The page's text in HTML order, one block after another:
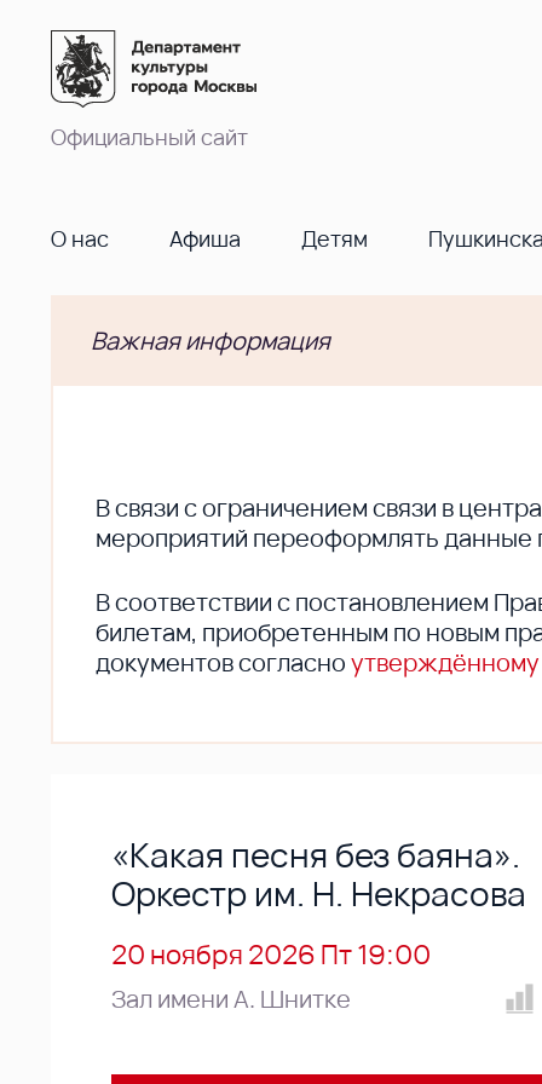
Официальный сайт
О нас Афиша Детям
Важная информация
В cвязи с ограничением связи в
мероприятий переоформлять данные
В соответствии с постановлением
билетам, приобретенным по новым
документов согласно
«Какая песня без баяна».
Оркестр им. Н. Некрасова
20 ноября 2026 Пт 19:00
Зал имени А. Шнитке